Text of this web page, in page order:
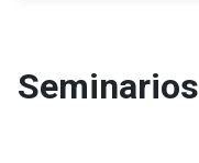
Seminarios